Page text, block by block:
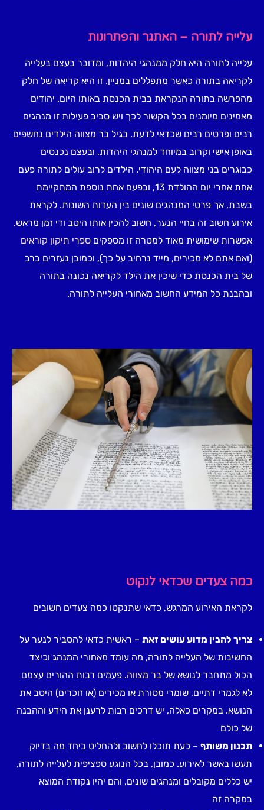
עלייה לתורה – האתגר והפתרונות
עלייה לתורה היא חלק ממנהגי היהדות, ומדובר בעצם בעלייה
לקריאה בתורה כאשר מתפללים במניין. זו היא קריאה של חלק
מהפרשה בתורה הנקראת בבית הכנסת באותו היום. יהודים
מאמינים מיומנים בכל הקשור לכך ויש סביב פעילות זו מנהגים
רבים ופרטים רבים שכדאי לדעת. בגיל בר מצווה הילדים נחשפים
באופן אישי וקרוב במיוחד למנהגי היהדות, ובעצם נכנסים
כבוגרים בני מצווה לעם היהודי. הילדים לרוב עולים לתורה פעם
אחת אחרי יום ההולדת 13, ובפעם אחת נוספת המתקיימת
בשבת, אך פרטי המנהגים שונים בין העדות השונות. לקראת
אירוע חשוב זה בחיי הנער, חשוב להכין אותו היטב ודי זמן מראש.
אפשרות שימושית מאוד למטרה זו מספקים ספרי תיקון קוראים
(ואם אתם לא מכירים, מייד נרחיב על כך), וכמובן נעזרים ברב
של בית הכנסת כדי שיכין את הילד לקריאה נכונה בתורה
ובהבנת כל המידע החשוב מאחורי העלייה לתורה.
כמה צעדים שכדאי לנקוט
לקראת האירוע המרגש, כדאי שתנקטו כמה צעדים חשובים
צריך להבין מדוע עושים זאת – ראשית כדאי להסביר לנער על
החשיבות של העלייה לתורה, מה עומד מאחורי המנהג וכיצד
הכול מתחבר לנושא של בר מצווה. פעמים רבות ההורים עצמם
לא לגמרי דתיים, שומרי מסורת או מכירים (או זוכרים) היטב את
הנושא. במקרים כאלה, יש דרכים רבות לרענן את הידע וההבנה
של כולם
תכנון משותף – כעת תוכלו לחשוב ולהחליט ביחד מה בדיוק
תעשו באשר לאירוע. כמובן, בכל הנוגע ספציפית לעלייה לתורה,
יש כללים מקובלים ומנהגים שונים, והם יהיו נקודת המוצא
במקרה זה